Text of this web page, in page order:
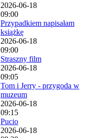
2026-06-18
09:00
Przypadkiem napisałam
książkę
2026-06-18
09:00
Straszny film
2026-06-18
09:05
Tom i Jerry - przygoda w
muzeum
2026-06-18
09:15
Pucio
2026-06-18